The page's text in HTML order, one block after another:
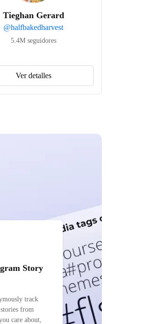
Tieghan Gerard
@halfbakedharvest
5.4M seguidores
Ver detalles
Story
track
from
care about,